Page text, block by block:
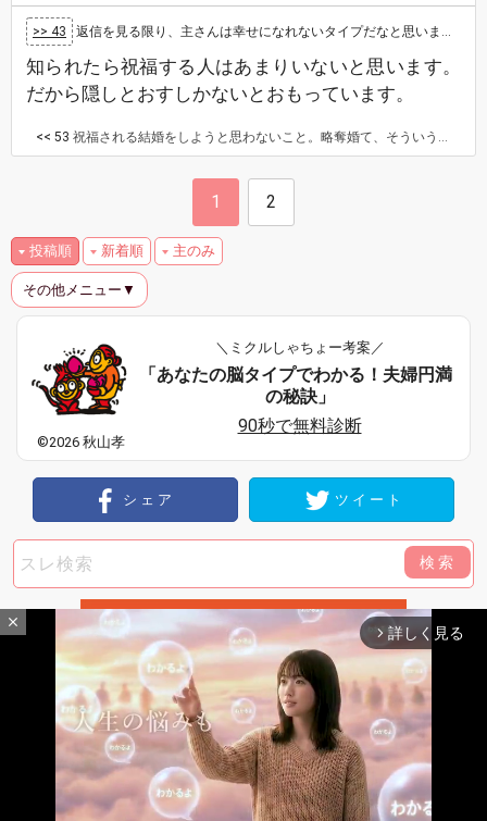
最新レスへ 上へ 下へ
>> 43 返信を見る限り、主さんは幸せになれないタイプだなと思います 「バレないようにしたい」ではなく「バレたところでどうでもいい」って思える性格で…
知られたら祝福する人はあまりいないと思います。
だから隠しとおすしかないとおもっています。
<< 53 祝福される結婚をしようと思わないこと。略奪婚て、そういうスタンスじゃないと出来ないよ。 祝福されなくても自分が幸せならばいい、そう思わないと。 祝福されたいと思う結婚をしたければ、略奪じゃなくきちんと順序踏んだ結婚をしようよ。 祝福されたいから、嘘つきます。隠します。ばれた時のみんなの反応は、嘘をつかれた分だけ反動が大きいよ。 なんでそんな嘘をついた？祝福されたかったから。そんな理由でしょ。
1 2
投稿順 新着順 主のみ
その他メニュー▼
©2026 秋山孝
＼ミクルしゃちょー考案／
「あなたの脳タイプでわかる！夫婦円満
の秘訣」
90秒で無料診断
シェア ツイート
検索
close
arrow_forward_ios 詳しく見る